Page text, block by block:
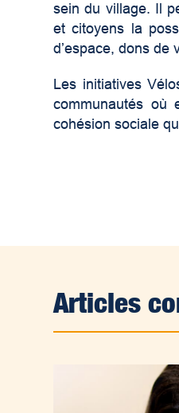
sein du village. Il
et citoyens la
d’espace, dons de
Les initiatives
communautés où
cohésion sociale
Articles